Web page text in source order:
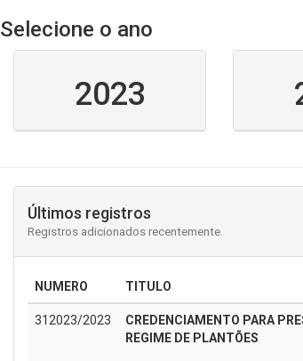
Selecione o ano
2023
Últimos registros
Registros adicionados recentemente.
NUMERO TITULO
312023/2023
CREDENCIAMENTO PARA
REGIME DE PLANTÕES